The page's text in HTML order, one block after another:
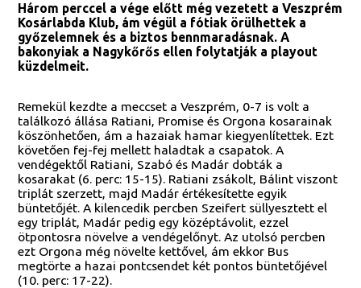
Három perccel a vége előtt még vezetett a Veszprém
Kosárlabda Klub, ám végül a fótiak örülhettek a
győzelemnek és a biztos bennmaradásnak. A
bakonyiak a Nagykőrős ellen folytatják a playout
küzdelmeit.
Remekül kezdte a meccset a Veszprém, 0-7 is volt a
találkozó állása Ratiani, Promise és Orgona kosarainak
köszönhetően, ám a hazaiak hamar kiegyenlítettek. Ezt
követően fej-fej mellett haladtak a csapatok. A
vendégektől Ratiani, Szabó és Madár dobták a
kosarakat (6. perc: 15-15). Ratiani zsákolt, Bálint viszont
triplát szerzett, majd Madár értékesítette egyik
büntetőjét. A kilencedik percben Szeifert süllyesztett el
egy triplát, Madár pedig egy középtávolit, ezzel
ötpontosra növelve a vendégelőnyt. Az utolsó percben
ezt Orgona még növelte kettővel, ám ekkor Bus
megtörte a hazai pontcsendet két pontos büntetőjével
(10. perc: 17-22).